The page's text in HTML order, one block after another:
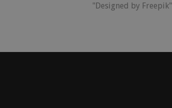
"Designed by Freepik"